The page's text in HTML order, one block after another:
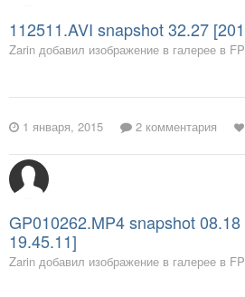
112511.AVI snapshot 32.27
Zarin добавил изображение в галерее в
1 января, 2015 2 комментария
GP010262.MP4 snapshot
19.45.11]
Zarin добавил изображение в галерее в